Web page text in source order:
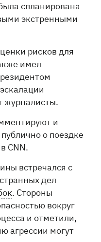
спланирована
экстренными
рисков для
имел
журналисты.
и
о поездке
CNN.
встречался с
дел
. Стороны
вокруг
и отметили,
агрессии могут